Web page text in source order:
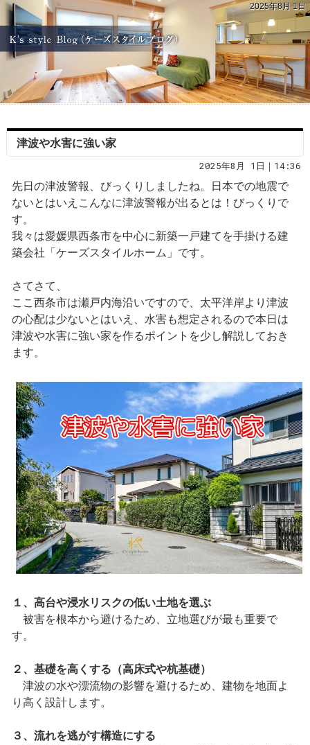
2025年8月 1日
津波や水害に強い家
2025年8月 1日｜14:36
先日の津波警報、びっくりしましたね。日本での地震で
ないとはいえこんなに津波警報が出るとは！びっくりで
す。
我々は愛媛県西条市を中心に新築一戸建てを手掛ける建
築会社「ケーズスタイルホーム」です。
さてさて、
ここ西条市は瀬戸内海沿いですので、太平洋岸より津波
の心配は少ないとはいえ、水害も想定されるので本日は
津波や水害に強い家を作るポイントを少し解説しておき
ます。
１、高台や浸水リスクの低い土地を選ぶ
被害を根本から避けるため、立地選びが最も重要で
す。
２、基礎を高くする（高床式や杭基礎）
津波の水や漂流物の影響を避けるため、建物を地面よ
り高く設計します。
３、流れを逃がす構造にする